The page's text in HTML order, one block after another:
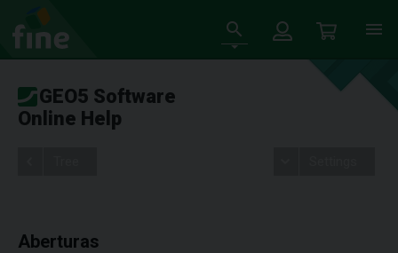
GEO5 Software
Online Help
Aberturas